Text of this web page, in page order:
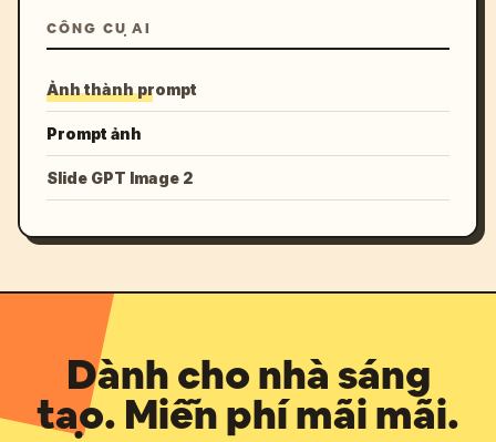
CÔNG CỤ AI
Ảnh thành prompt
Prompt ảnh
Slide GPT Image 2
Dành cho nhà sáng
tạo. Miễn phí mãi mãi.